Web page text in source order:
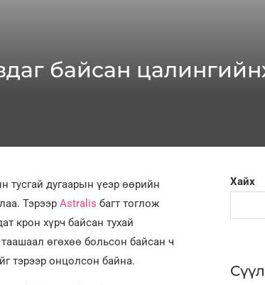
байсан
тусгай дугаарын үеэр өөрийн
Тэрээр Astralis багт тоглож
крон хүрч байсан тухай
өгөхөө больсон байсан ч
тэрээр онцолсон байна.
Хайх